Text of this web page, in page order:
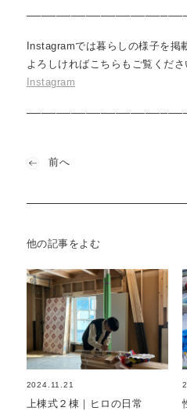
Instagramでは暮らしの様子を掲
よろしければこちらもご覧くださ
Instagram
前へ
他の記事をよむ
2024.11.21
上棟式２棟｜ヒロの日常